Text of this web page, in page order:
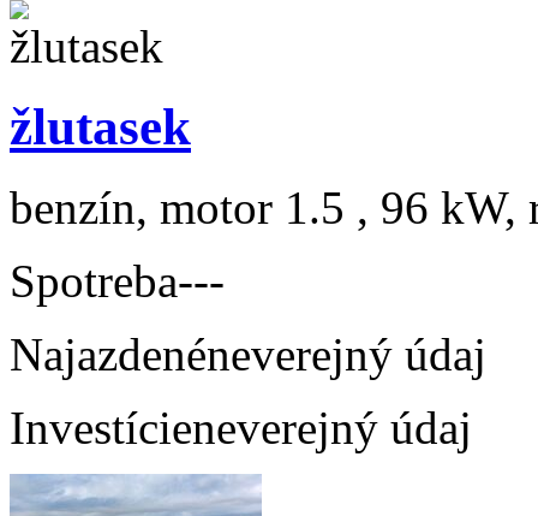
žlutasek
benzín, motor 1.5 , 96 kW,
Spotreba---
Najazdenéneverejný údaj
Investícieneverejný údaj